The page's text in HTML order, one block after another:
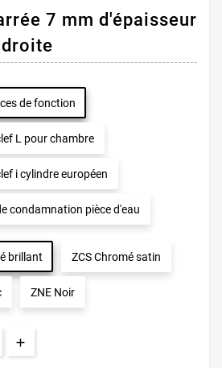
7 mm d'épaisseur
de fonction
L pour chambre
i cylindre européen
condamnation pièce d'eau
brillant ZCS Chromé satin
ZNE Noir